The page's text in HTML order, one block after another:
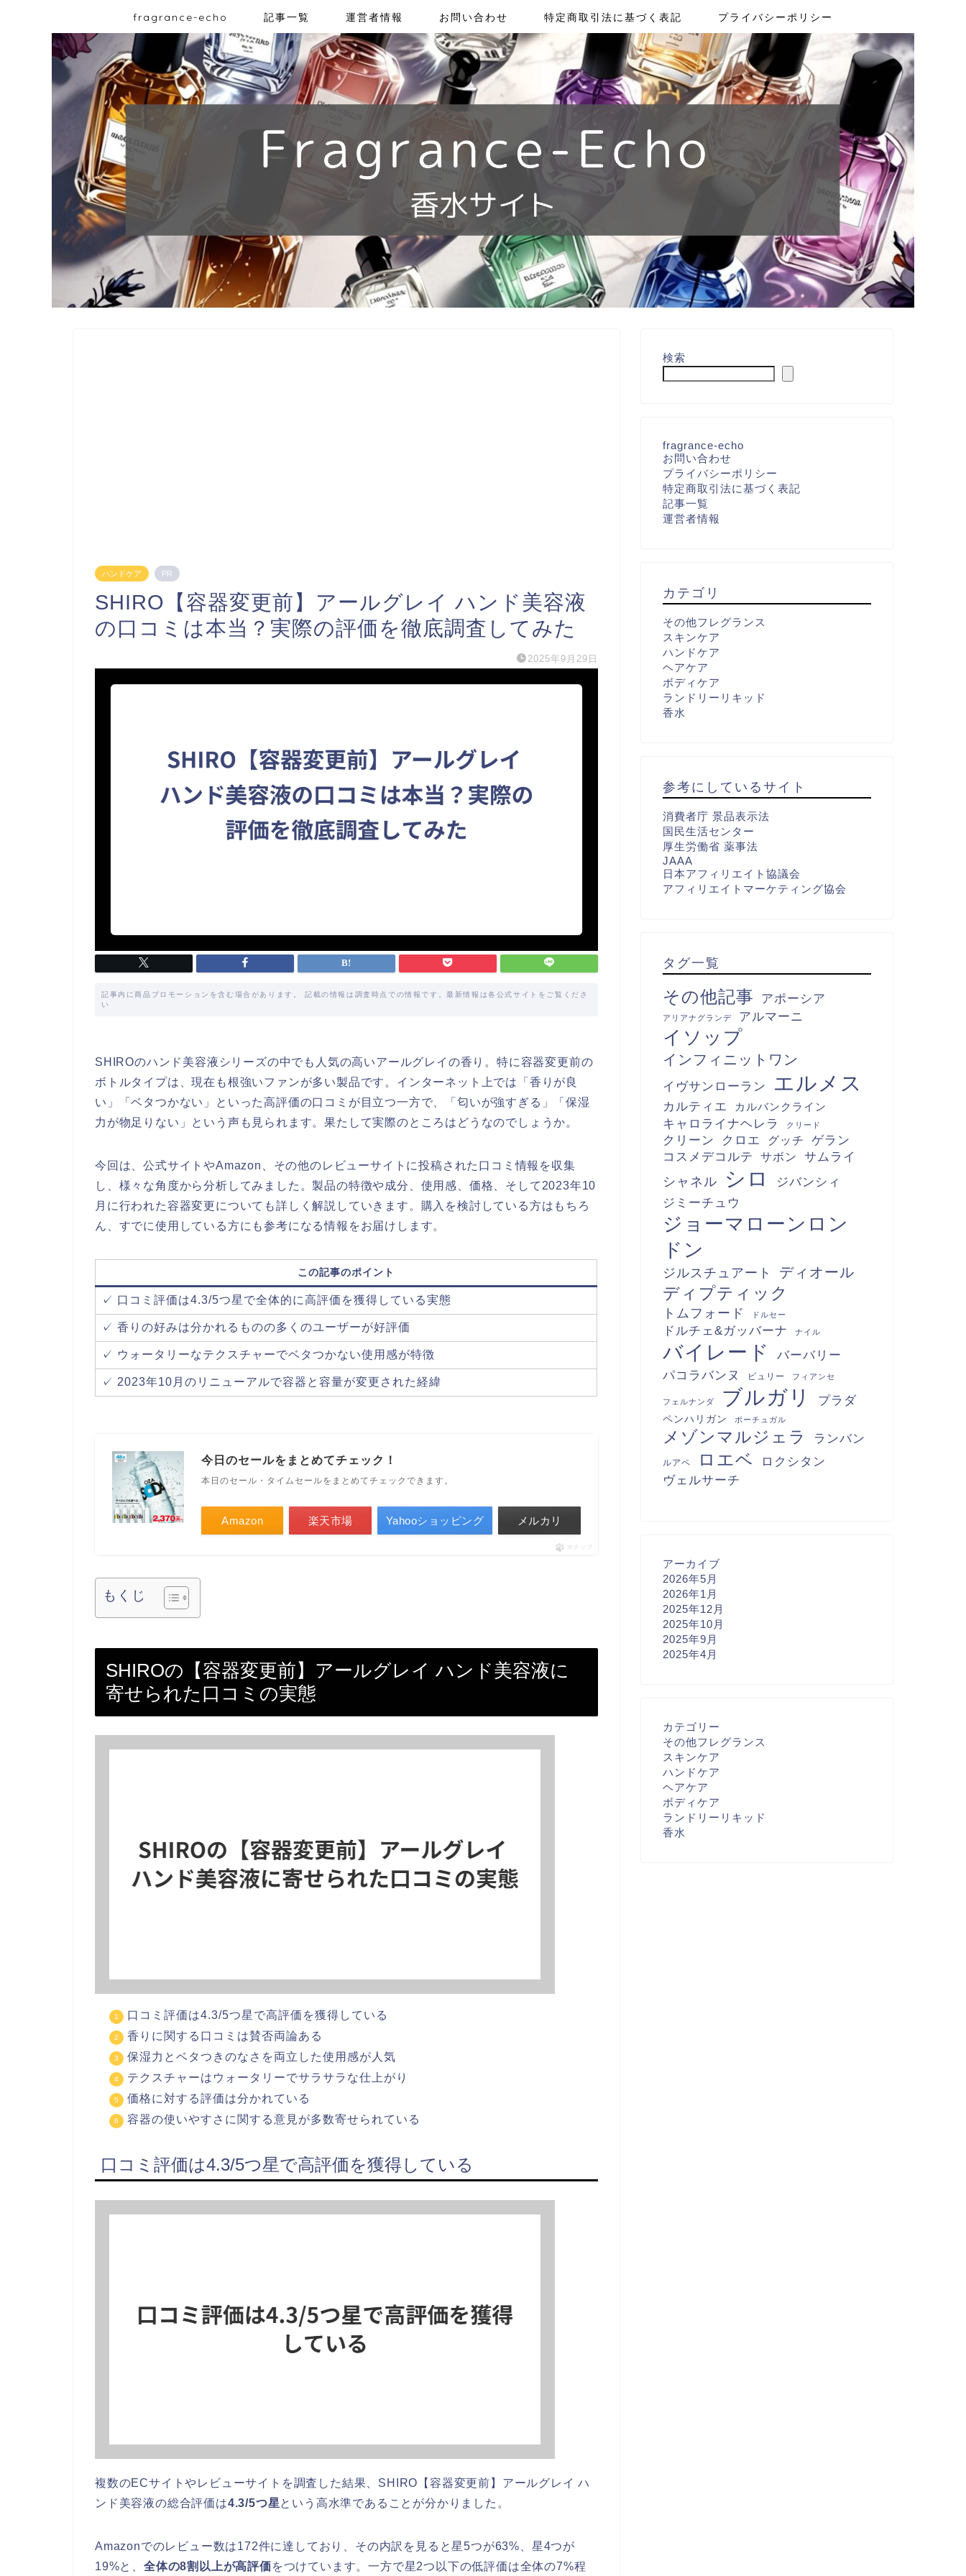
fragrance-echo 記事一覧 運営者情報 お問い合わせ 特定商取引法に基づく表記 プライバシーポリシー
ハンドケア PR
SHIRO【容器変更前】アールグレイ ハンド美容液
の口コミは本当？実際の評価を徹底調査してみた
2025年9月29日
記事内に商品プロモーションを含む場合があります。 記載の情報は調査時点での情報です。最新情報は各公式サイトをご覧くださ
い
SHIROのハンド美容液シリーズの中でも人気の高いアールグレイの香り。特に容器変更前の
ボトルタイプは、現在も根強いファンが多い製品です。インターネット上では「香りが良
い」「ベタつかない」といった高評価の口コミが目立つ一方で、「匂いが強すぎる」「保湿
力が物足りない」という声も見られます。果たして実際のところはどうなのでしょうか。
今回は、公式サイトやAmazon、その他のレビューサイトに投稿された口コミ情報を収集
し、様々な角度から分析してみました。製品の特徴や成分、使用感、価格、そして2023年10
月に行われた容器変更についても詳しく解説していきます。購入を検討している方はもちろ
ん、すでに使用している方にも参考になる情報をお届けします。
この記事のポイント
✓ 口コミ評価は4.3/5つ星で全体的に高評価を獲得している実態
✓ 香りの好みは分かれるものの多くのユーザーが好評価
✓ ウォータリーなテクスチャーでベタつかない使用感が特徴
✓ 2023年10月のリニューアルで容器と容量が変更された経緯
今日のセールをまとめてチェック！
本日のセール・タイムセールをまとめてチェックできます。
Amazon 楽天市場 Yahooショッピング メルカリ
ポチップ
もくじ
SHIROの【容器変更前】アールグレイ ハンド美容液に
寄せられた口コミの実態
口コミ評価は4.3/5つ星で高評価を獲得している
香りに関する口コミは賛否両論ある
保湿力とベタつきのなさを両立した使用感が人気
テクスチャーはウォータリーでサラサラな仕上がり
価格に対する評価は分かれている
容器の使いやすさに関する意見が多数寄せられている
口コミ評価は4.3/5つ星で高評価を獲得している
複数のECサイトやレビューサイトを調査した結果、SHIRO【容器変更前】アールグレイ ハ
ンド美容液の総合評価は4.3/5つ星という高水準であることが分かりました。
Amazonでのレビュー数は172件に達しており、その内訳を見ると星5つが63%、星4つが
19%と、 全体の8割以上が高評価をつけています。一方で星2つ以下の低評価は全体の7%程
検索
fragrance-echo
お問い合わせ
プライバシーポリシー
特定商取引法に基づく表記
記事一覧
運営者情報
カテゴリ
その他フレグランス
スキンケア
ハンドケア
ヘアケア
ボディケア
ランドリーリキッド
香水
参考にしているサイト
消費者庁 景品表示法
国民生活センター
厚生労働省 薬事法
JAAA
日本アフィリエイト協議会
アフィリエイトマーケティング協会
タグ一覧
その他記事 アポーシア
アリアナグランデ アルマーニ
イソップ
インフィニットワン
イヴサンローラン エルメス
カルティエ カルバンクライン
キャロライナヘレラ クリード
クリーン クロエ グッチ
ゲラン
コスメデコルテ
サボン サムライ
シャネル シロ ジバンシィ
ジミーチュウ
ジョーマローンロン
ドン
ジルスチュアート ディオール
ディプティック
トムフォード ドルセー
ドルチェ&ガッバーナ ナイル
バイレード バーバリー
パコラバンヌ ビュリー フィアンセ
フェルナンダ ブルガリ プラダ
ペンハリガン ポーチュガル
メゾンマルジェラ ランバン
ルアペ ロエベ
ロクシタン
ヴェルサーチ
アーカイブ
2026年5月
2026年1月
2025年12月
2025年10月
2025年9月
2025年4月
カテゴリー
その他フレグランス
スキンケア
ハンドケア
ヘアケア
ボディケア
ランドリーリキッド
香水